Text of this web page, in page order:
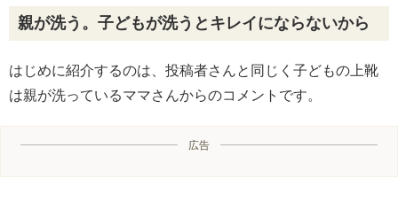
親が洗う。子どもが洗うとキレイにならないから
はじめに紹介するのは、投稿者さんと同じく子どもの上靴
は親が洗っているママさんからのコメントです。
広告